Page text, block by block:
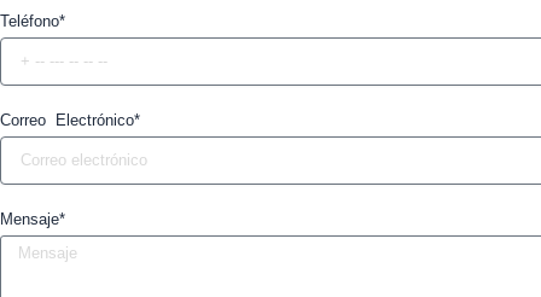
Teléfono*
Correo Electrónico*
Mensaje*